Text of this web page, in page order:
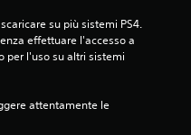
su più sistemi PS4.
effettuare l'accesso a
per l'uso su altri sistemi
attentamente le